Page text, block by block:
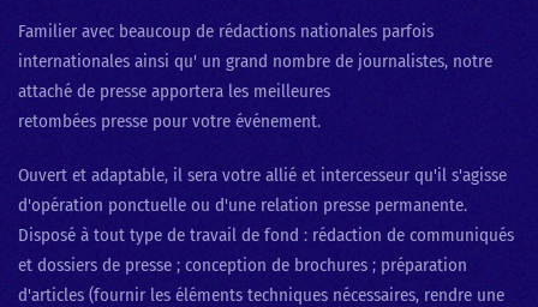
Familier avec beaucoup de rédactions nationales parfois
internationales ainsi qu' un grand nombre de journalistes, notre
attaché de presse apportera les meilleures
retombées presse pour votre événement.
Ouvert et adaptable, il sera votre allié et intercesseur qu'il s'agisse
d'opération ponctuelle ou d'une relation presse permanente.
Disposé à tout type de travail de fond : rédaction de communiqués
et dossiers de presse ; conception de brochures ; préparation
d'articles (fournir les éléments techniques nécessaires, rendre une